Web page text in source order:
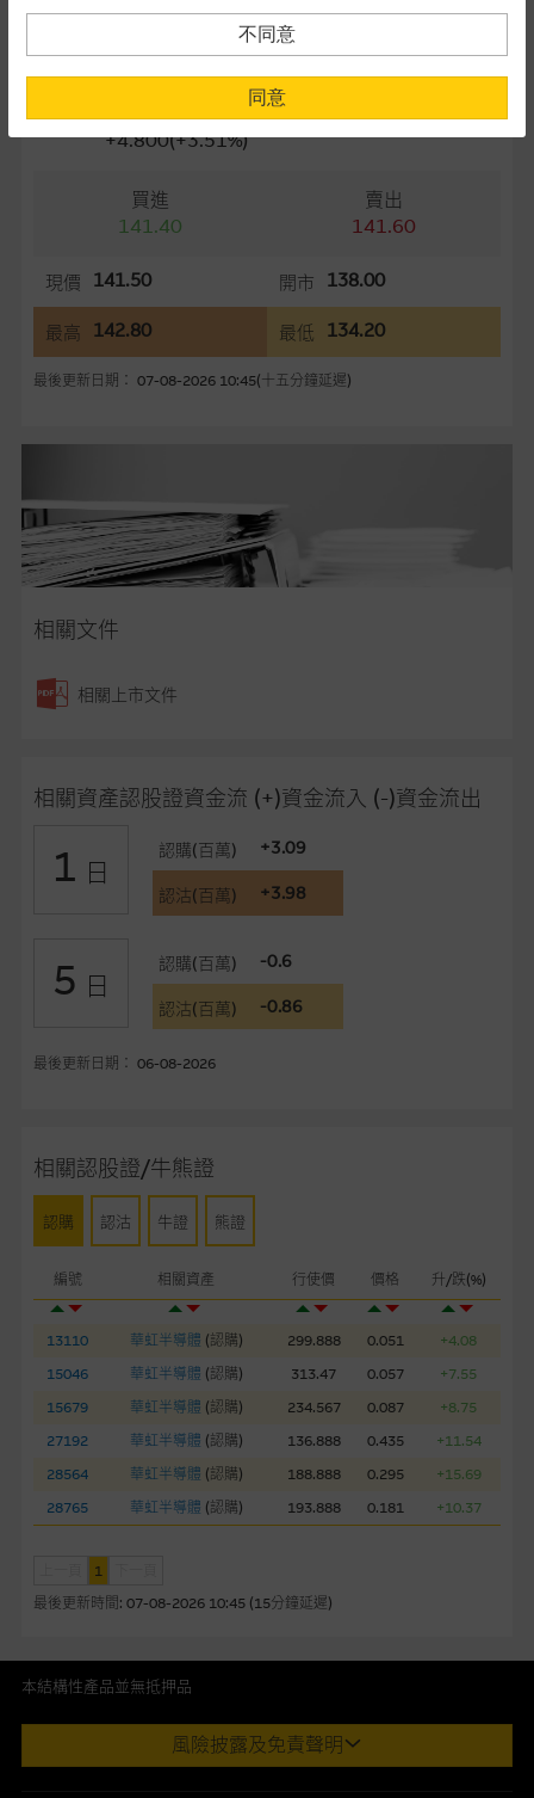
+4.800(+3.51%)
買進
141.40
賣出
141.60
現價 141.50 開市 138.00
最高 142.80 最低 134.20
最後更新日期： 07-08-2026 10:45(十五分鐘延遲)
相關文件
相關上市文件
相關資產認股證資金流 (+)資金流入 (-)資金流出
1 日
認購(百萬) +3.09
認沽(百萬) +3.98
5 日
認購(百萬) -0.6
認沽(百萬) -0.86
最後更新日期： 06-08-2026
相關認股證/牛熊證
認購 認沽 牛證 熊證
編號 相關資產 行使價 價格 升/跌(%)
13110 華虹半導體 (認購) 299.888 0.051
+4.08
15046
華虹半導體 (認購) 313.47 0.057
+7.55
15679
華虹半導體 (認購) 234.567 0.087
+8.75
27192
華虹半導體 (認購) 136.888 0.435
+11.54
28564
華虹半導體 (認購) 188.888 0.295
+15.69
28765
華虹半導體 (認購) 193.888 0.181 +10.37
1
最後更新時間: 07-08-2026 10:45 (15分鐘延遲)
民使用，並不提供或發售予美國人。本網站內容無意要約或唆使
閣下購買證券、基金單位或其他投資工具(不論在參考條款上或在
其他地方)，但清楚表明上述意圖的個別段落則屬例外。
提供網站內容的基準 – 使用時請考慮個人風險
供。惟麥格理集團並無核實所有網站內容，故就閣下的目的而
言，網站內容可能未必完整或準確。麥格理集團不會，亦沒有義
容所載的意見、預測及其他資料可予更改或刪除，而毋須作出通
知。
數而預備的，不構成我們提出的意見。所用假設及參數並非唯一
為準確、完整或合理。我們不作陳述，亦不保證任何所示的指示
來自我們在所示日期時認為可靠之來源，且均以真誠提供，然
而，麥格理集團不作陳述，亦不保證網站內容在任何用途上均完
整、可靠、準確、合時或適合，亦不為資料的準確程度、完整性
及合時性負上責任，除非這是有關適用的的法律及/或法規所規
買或銷售任何證券、貸款或其他工具。網站內容由麥格理集團所
在法律最大許可的情況下，麥格理集團及其任何相關公司或其董
任何與本網站相連結的第三者網站，在任何用途方面均可靠、完
整、合時及準確，對任何因任何形式(包括疏忽)由於網站內容的
錯誤、失實、遺漏、或任何人士對網站內容的依賴而導致的損失
本使用條款的所有方面均受香港法例管限。
與結構性產品有關的風險
股份有限公司可能是唯一報價方。閣下應閱讀載于
www.warrants.com.hk之上市文件以瞭解結構性產品的詳情及
自行評估箇中風險。如有需要，請徵詢獨立之專業意見。牛熊證
損失全部投資；而(ii)R類牛熊證之剩餘價值則可能為零。
網站連結
本網站或載有連接非由麥格理集團管理的網站的連結。此等連結
純為方便閣下取得更多關於市場上相關產品及機構的資訊。麥格
理集團對此等網站的內容及所介紹的產品或服務，均無任何操控
適，不作任何聲明。麥格理集團建議閣下自行向本網站述及或連
接的第三者查詢。此外，載有第三者網站的連結，不應視為該第
本網站雖連接第三者管理的網站，但麥格理集團並非授權網站瀏
部分可經本網站連結下載的軟件程式屬於第三者的產品。閣下使
不同意
同意
本結構性產品並無抵押品
此內容來自我們在所示日期時認為可靠之來源，且均以真誠提供。然
而，Macquarie Capital Limited (CE No. AAC 534)(「 MCL 」)不作陳
風險披露及免責聲明